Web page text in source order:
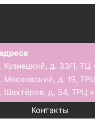
Кузнецкий, д. 33/1, ТЦ
Московский, д. 19,
Шахтёров, д. 54, ТРЦ
Контакты